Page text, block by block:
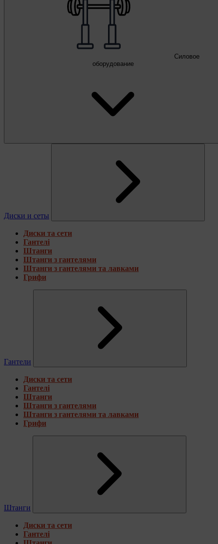
Силовое
оборудование
Диски и сеты
Диски та сети
Гантелі
Штанги
Штанги з гантелями
Штанги з гантелями та лавками
Грифи
Гантели
Диски та сети
Гантелі
Штанги
Штанги з гантелями
Штанги з гантелями та лавками
Грифи
Штанги
Диски та сети
Гантелі